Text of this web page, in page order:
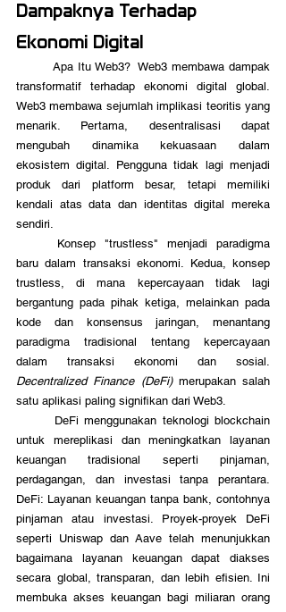
Dampaknya Terhadap
Ekonomi Digital
transformatif terhadap ekonomi digital global.
Web3 membawa sejumlah implikasi teoritis yang
menarik. Pertama, desentralisasi dapat
mengubah dinamika kekuasaan dalam
ekosistem digital. Pengguna tidak lagi menjadi
produk dari platform besar, tetapi memiliki
kendali atas data dan identitas digital mereka
sendiri.
baru dalam transaksi ekonomi. Kedua, konsep
trustless, di mana kepercayaan tidak lagi
bergantung pada pihak ketiga, melainkan pada
kode dan konsensus jaringan, menantang
paradigma tradisional tentang kepercayaan
Decentralized Finance (DeFi) merupakan salah
satu aplikasi paling signifikan dari Web3.
untuk mereplikasi dan meningkatkan layanan
keuangan tradisional seperti pinjaman,
perdagangan, dan investasi tanpa perantara.
DeFi: Layanan keuangan tanpa bank, contohnya
pinjaman atau investasi. Proyek-proyek DeFi
seperti Uniswap dan Aave telah menunjukkan
bagaimana layanan keuangan dapat diakses
secara global, transparan, dan lebih efisien. Ini
membuka akses keuangan bagi miliaran orang